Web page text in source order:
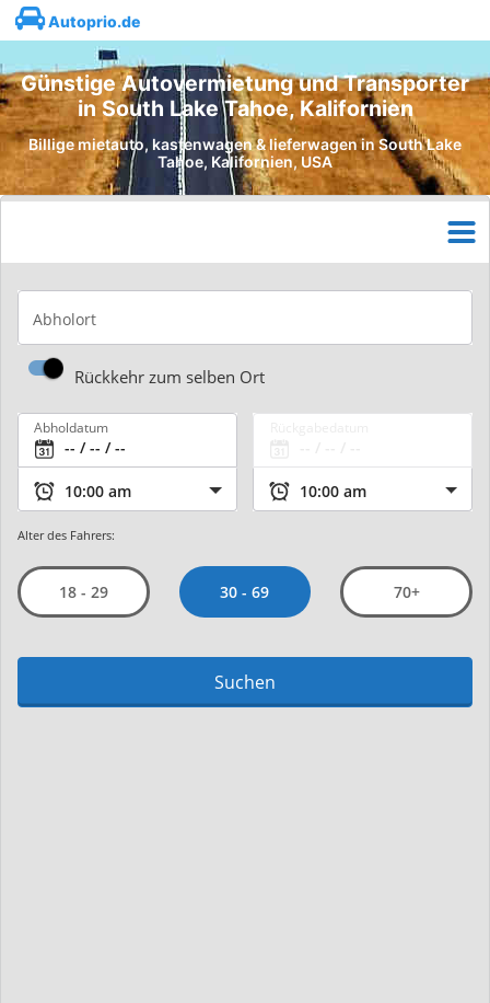
Autoprio.de
Günstige Autovermietung und Transporter
in South Lake Tahoe, Kalifornien
Billige mietauto, kastenwagen & lieferwagen in South Lake
Tahoe, Kalifornien, USA
Abholort
Rückkehr zum selben Ort
Abholdatum
Alter des Fahrers:
18 - 29 30 - 69 70+
Suchen